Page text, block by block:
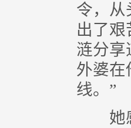
令，从
出了
涟分享
外婆在
线。”
她感